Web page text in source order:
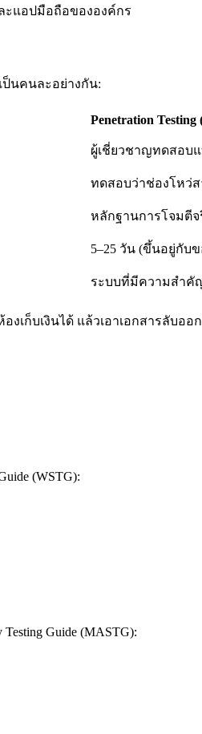
ละแอปมือถือขององค์กร
เป็นคนละอย่างกัน:
Penetration Testing
ผู้เชี่ยวชาญทดสอบแ
ทดสอบว่าช่องโหว่ส
หลักฐานการโจมตีจ
5–25 วัน (ขึ้นอยู่กับ
ระบบที่มีความสำคั
งเก็บเงินได้ แล้วเอาเอกสารลับออ
(WSTG):
Guide (MASTG):